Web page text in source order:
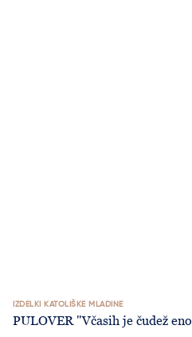
IZDELKI KATOLIŠKE MLADINE
PULOVER "Včasih je čudež